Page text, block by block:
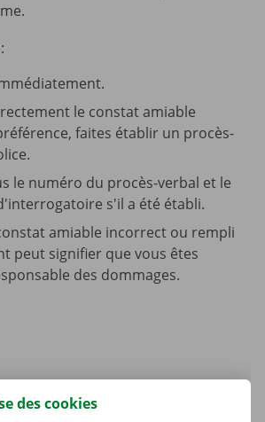
le constat amiable
faites établir un procès-
le numéro du procès-verbal et le
s'il a été établi.
amiable incorrect ou rempli
peut signifier que vous êtes
des dommages.
des cookies